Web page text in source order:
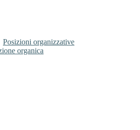
Posizioni organizzative
organica